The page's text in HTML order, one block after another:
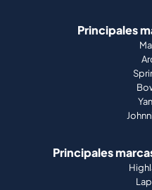
Principales
Principales